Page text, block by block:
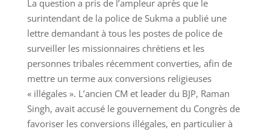
La question a pris de l’ampleur après que le
surintendant de la police de Sukma a publié une
lettre demandant à tous les postes de police de
surveiller les missionnaires chrétiens et les
personnes tribales récemment converties, afin de
mettre un terme aux conversions religieuses
« illégales ». L’ancien CM et leader du BJP, Raman
Singh, avait accusé le gouvernement du Congrès de
favoriser les conversions illégales, en particulier à